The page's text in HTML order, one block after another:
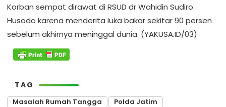
Korban sempat dirawat di RSUD dr Wahidin Sudiro
Husodo karena menderita luka bakar sekitar 90 persen
sebelum akhirnya meninggal dunia. (YAKUSA.ID/03)
TAG
Masalah Rumah Tangga
Polda Jatim